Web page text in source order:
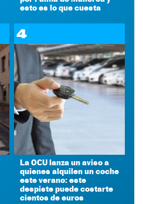
esto es lo que cuesta
4
La OCU lanza un aviso a
quienes alquilen un coche
este verano: este
despiste puede costarte
cientos de euros